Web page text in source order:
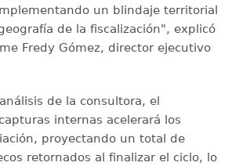
un blindaje territorial
de la fiscalización", explicó
Fredy Gómez, director ejecutivo
de la consultora, el
internas acelerará los
proyectando un total de
retornados al finalizar el ciclo, lo